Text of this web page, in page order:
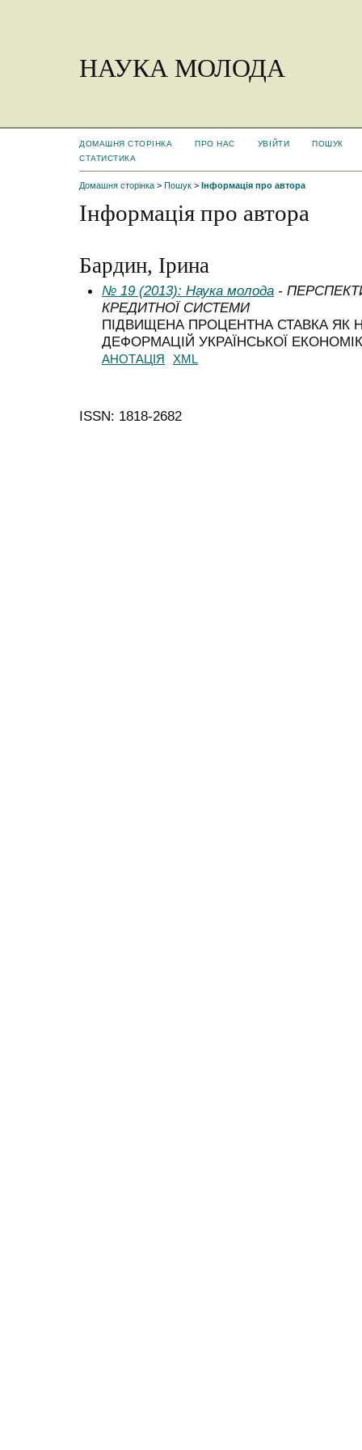
НАУКА МОЛОДА
ДОМАШНЯ СТОРІНКА ПРО НАС УВІЙТИ
ПОШУК
СТАТИСТИКА
Домашня сторінка > Пошук > Інформація про автора
Інформація про автора
Бардин, Ірина
№ 19 (2013): Наука молода -
КРЕДИТНОЇ СИСТЕМИ
ПІДВИЩЕНА ПРОЦЕНТНА СТАВКА ЯК
ДЕФОРМАЦІЙ УКРАЇНСЬКОЇ
АНОТАЦІЯ XML
ISSN: 1818-2682